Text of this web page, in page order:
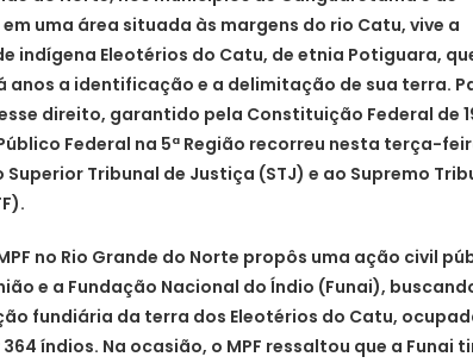
uma área situada às margens do rio Catu, vive a
indígena Eleotérios do Catu, de etnia Potiguara,
anos a identificação e a delimitação de sua terra.
direito, garantido pela Constituição Federal de
Federal na 5ª Região recorreu nesta terça-
Superior Tribunal de Justiça (STJ) e ao Supremo
MPF no Rio Grande do Norte propôs uma ação civil
e a Fundação Nacional do Índio (Funai),
fundiária da terra dos Eleotérios do Catu,
índios. Na ocasião, o MPF ressaltou que a Funai